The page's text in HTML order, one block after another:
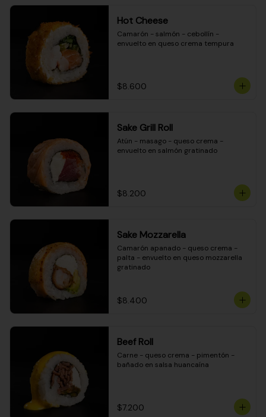
Hot Cheese
Camarón - salmón - cebollín -
envuelto en queso crema tempura
$8.600
Sake Grill Roll
Atún - masago - queso crema -
envuelto en salmón gratinado
$8.200
Sake Mozzarella
Camarón apanado - queso crema -
palta - envuelto en queso mozzarella
gratinado
$8.400
Beef Roll
Carne - queso crema - pimentón -
bañado en salsa huancaína
$7.200